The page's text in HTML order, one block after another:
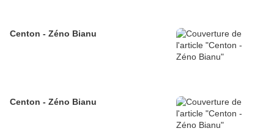
Centon - Zéno Bianu
Centon - Zéno Bianu